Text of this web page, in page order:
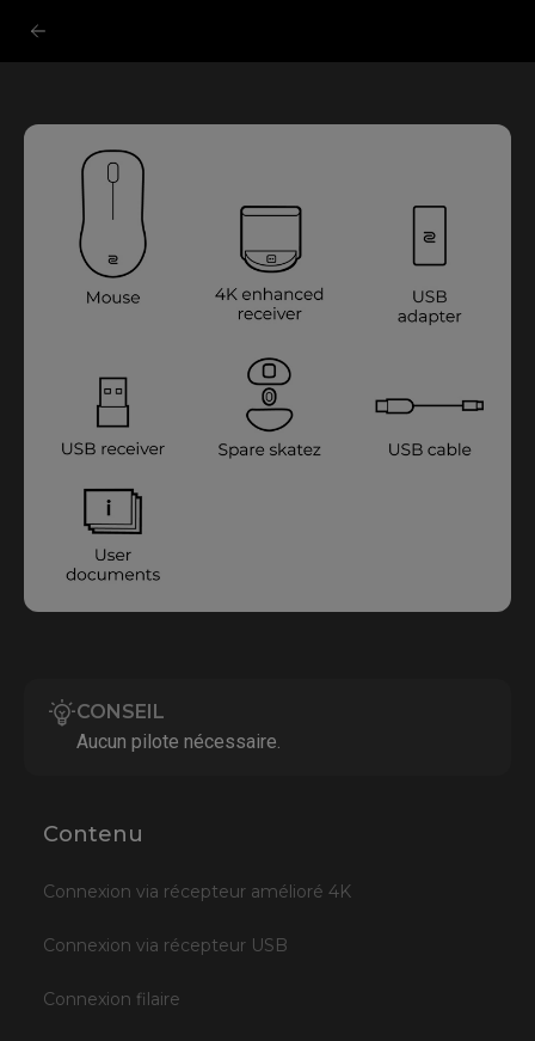
CONSEIL
Aucun pilote nécessaire.
Contenu
Connexion via récepteur amélioré 4K
Connexion via récepteur USB
Connexion filaire